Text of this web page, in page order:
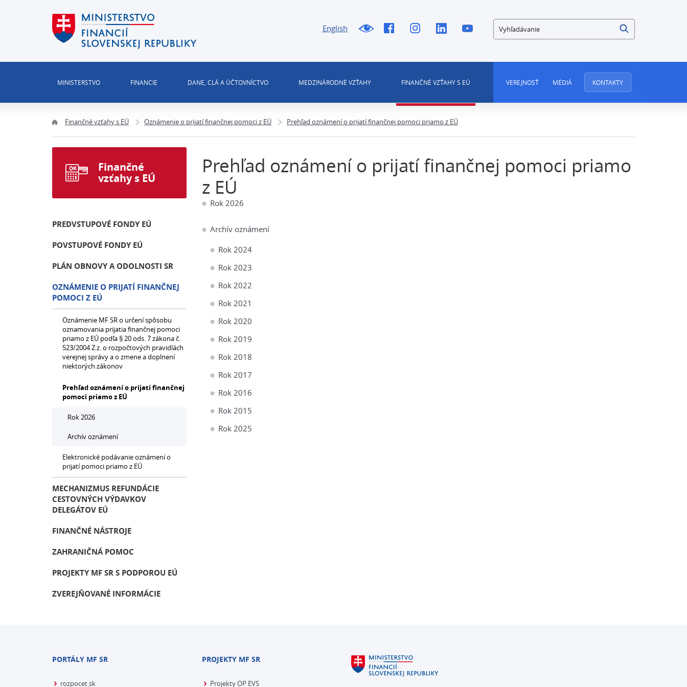
English Vyhľadávanie
MINISTERSTVO FINANCIE DANE, CLÁ A ÚČTOVNÍCTVO MEDZINÁRODNÉ VZŤAHY FINANČNÉ VZŤAHY S EÚ VEREJNOSŤ MÉDIÁ KONTAKTY
Finančné vzťahy s EÚ Oznámenie o prijatí finančnej pomoci z EÚ Prehľad oznámení o prijatí finančnej pomoci priamo z EÚ
Prehľad oznámení o prijatí finančnej pomoci priamo
z EÚ
Rok 2026
Archív oznámení
Rok 2024
Rok 2023
Rok 2022
Rok 2021
Rok 2020
Rok 2019
Rok 2018
Rok 2017
Rok 2016
Rok 2015
Rok 2025
Finančné
vzťahy s EÚ
PREDVSTUPOVÉ FONDY EÚ
POVSTUPOVÉ FONDY EÚ
PLÁN OBNOVY A ODOLNOSTI SR
OZNÁMENIE O PRIJATÍ FINANČNEJ
POMOCI Z EÚ
Oznámenie MF SR o určení spôsobu
oznamovania prijatia finančnej pomoci
priamo z EÚ podľa § 20 ods. 7 zákona č.
523/2004 Z.z. o rozpočtových pravidlách
verejnej správy a o zmene a doplnení
niektorých zákonov
Prehľad oznámení o prijatí finančnej
pomoci priamo z EÚ
Rok 2026
Archív oznámení
Elektronické podávanie oznámení o
prijatí pomoci priamo z EÚ
MECHANIZMUS REFUNDÁCIE
CESTOVNÝCH VÝDAVKOV
DELEGÁTOV EÚ
FINANČNÉ NÁSTROJE
ZAHRANIČNÁ POMOC
PROJEKTY MF SR S PODPOROU EÚ
ZVEREJŇOVANÉ INFORMÁCIE
PORTÁLY MF SR
rozpocet.sk
PROJEKTY MF SR
Projekty OP EVS